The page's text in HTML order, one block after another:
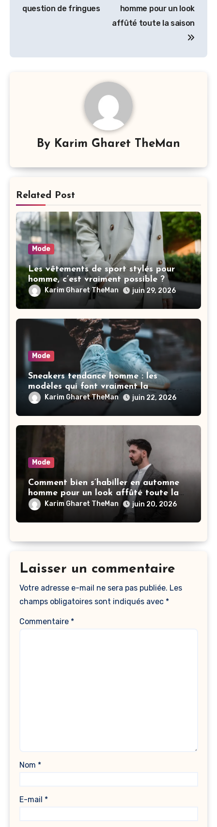
l’article
question de fringues
homme pour un look
affûté toute la saison
By Karim Gharet TheMan
Related Post
Mode
Les vêtements de sport stylés pour
homme, c’est vraiment possible ?
Karim Gharet TheMan juin 29, 2026
Mode
Sneakers tendance homme : les
modèles qui font vraiment la
différence
Karim Gharet TheMan juin 22, 2026
Mode
Comment bien s’habiller en automne
homme pour un look affûté toute la
saisonKarim Gharet TheMan juin 20, 2026
Laisser un commentaire
Votre adresse e-mail ne sera pas publiée. Les
champs obligatoires sont indiqués avec *
Commentaire *
Nom *
E-mail *